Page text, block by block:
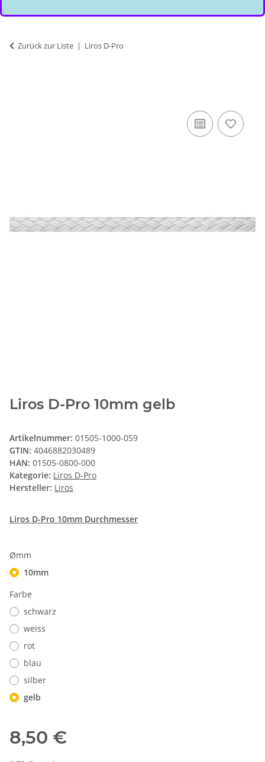
Zurück zur Liste Liros D-Pro
Liros D-Pro 10mm gelb
Artikelnummer: 01505-1000-059
GTIN: 4046882030489
HAN: 01505-0800-000
Kategorie: Liros D-Pro
Hersteller: Liros
Liros D-Pro 10mm Durchmesser
Ømm
10mm
Farbe
schwarz
weiss
rot
blau
silber
gelb
8,50 €